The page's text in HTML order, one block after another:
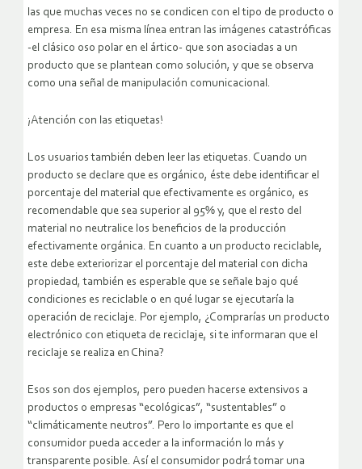
las que muchas veces no se condicen con el tipo de producto o
empresa. En esa misma línea entran las imágenes catastróficas
-el clásico oso polar en el ártico- que son asociadas a un
producto que se plantean como solución, y que se observa
como una señal de manipulación comunicacional.
¡Atención con las etiquetas!
Los usuarios también deben leer las etiquetas. Cuando un
producto se declare que es orgánico, éste debe identificar el
porcentaje del material que efectivamente es orgánico, es
recomendable que sea superior al 95% y, que el resto del
material no neutralice los beneficios de la producción
efectivamente orgánica. En cuanto a un producto reciclable,
este debe exteriorizar el porcentaje del material con dicha
propiedad, también es esperable que se señale bajo qué
condiciones es reciclable o en qué lugar se ejecutaría la
operación de reciclaje. Por ejemplo, ¿Comprarías un producto
electrónico con etiqueta de reciclaje, si te informaran que el
reciclaje se realiza en China?
Esos son dos ejemplos, pero pueden hacerse extensivos a
productos o empresas “ecológicas”, “sustentables” o
“climáticamente neutros”. Pero lo importante es que el
consumidor pueda acceder a la información lo más y
transparente posible. Así el consumidor podrá tomar una